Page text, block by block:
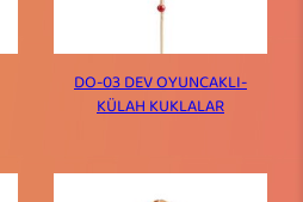
DO-03 DEV OYUNCAKLI-
KÜLAH KUKLALAR